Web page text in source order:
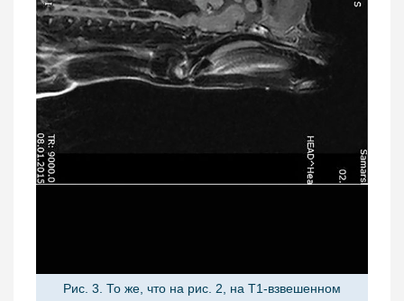
Рис. 3. То же, что на рис. 2, на Т1-взвешенном